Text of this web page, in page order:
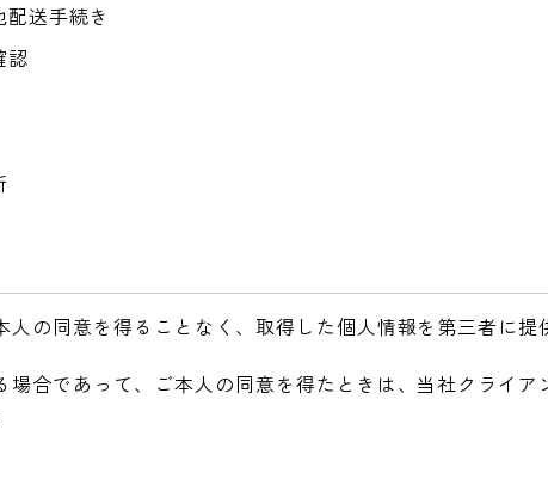
送手続き
認
の同意を得ることなく、取得した個人情報を第三者に提
合であって、ご本人の同意を得たときは、当社クライア